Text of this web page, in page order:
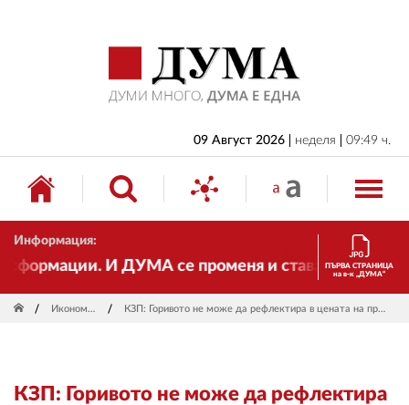
09 Август 2026 неделя 09:49 ч.
Информация:
И ДУМА се променя и става електронно
ПЪРВА СТРАНИЦА
на в-к „ДУМА“
Икономика КЗП: Горивото не може да рефлектира в цената на продуктите
КЗП: Горивото не може да рефлектира
БЪЛГАРИЯ
ИКОНОМИКА
ИЗБОРИ
СВЯТ
ДРУГИ